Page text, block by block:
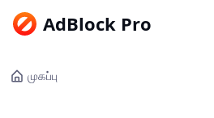
AdBlock Pro
முகப்பு